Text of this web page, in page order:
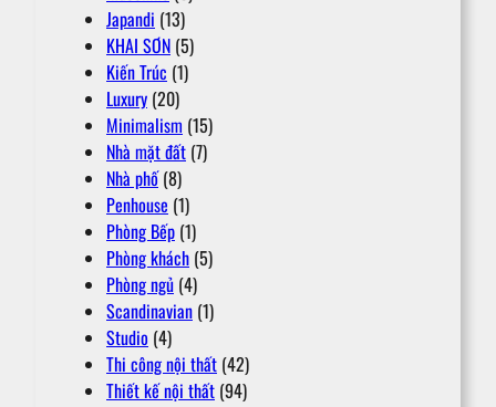
Japandi (13)
KHAI SƠN (5)
Kiến Trúc (1)
Luxury (20)
Minimalism (15)
Nhà mặt đất (7)
Nhà phố(8)
Penhouse (1)
Phòng Bếp (1)
Phòng khách (5)
Phòng ngủ (4)
Scandinavian (1)
Studio (4)
Thi công nội thất (42)
Thiết kế nội thất (94)